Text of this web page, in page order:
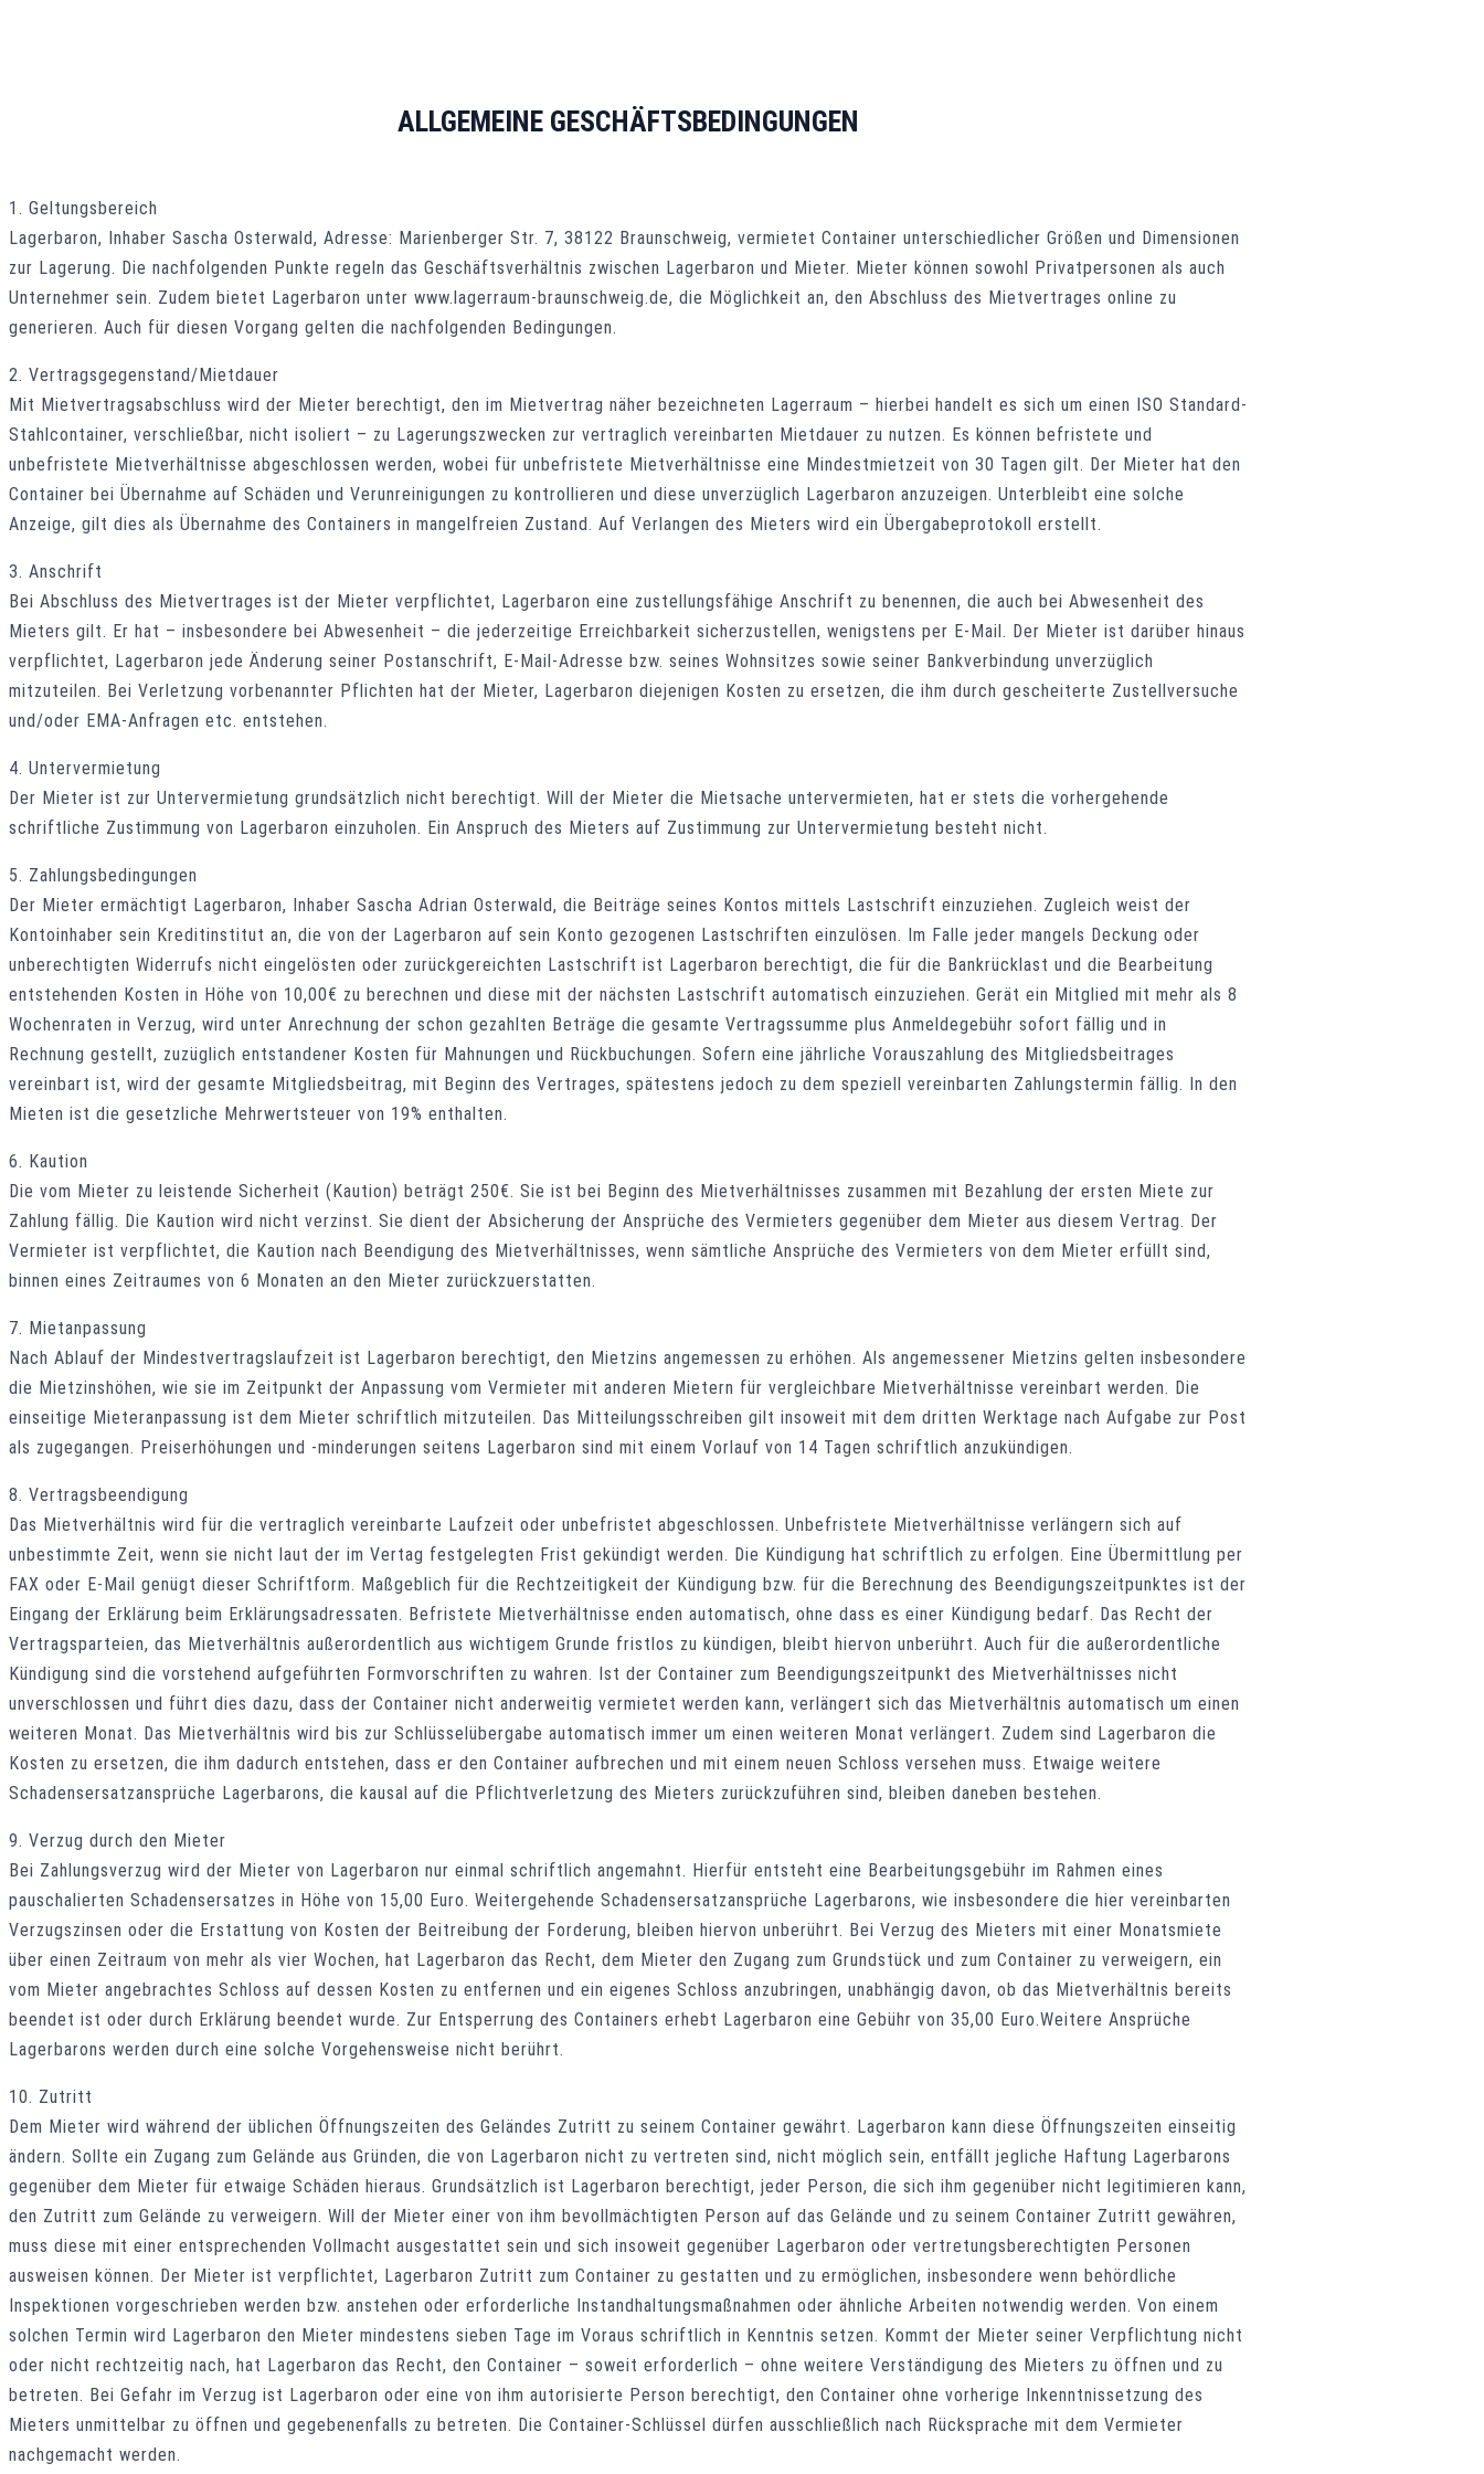
ALLGEMEINE GESCHÄFTSBEDINGUNGEN
1. Geltungsbereich
Lagerbaron, Inhaber Sascha Osterwald, Adresse: Marienberger Str. 7, 38122 Braunschweig, vermietet Container unterschiedlicher Größen und Dimensionen
zur Lagerung. Die nachfolgenden Punkte regeln das Geschäftsverhältnis zwischen Lagerbaron und Mieter. Mieter können sowohl Privatpersonen als auch
Unternehmer sein. Zudem bietet Lagerbaron unter www.lagerraum-braunschweig.de, die Möglichkeit an, den Abschluss des Mietvertrages online zu
generieren. Auch für diesen Vorgang gelten die nachfolgenden Bedingungen.
2. Vertragsgegenstand/Mietdauer
Mit Mietvertragsabschluss wird der Mieter berechtigt, den im Mietvertrag näher bezeichneten Lagerraum – hierbei handelt es sich um einen ISO Standard-
Stahlcontainer, verschließbar, nicht isoliert – zu Lagerungszwecken zur vertraglich vereinbarten Mietdauer zu nutzen. Es können befristete und
unbefristete Mietverhältnisse abgeschlossen werden, wobei für unbefristete Mietverhältnisse eine Mindestmietzeit von 30 Tagen gilt. Der Mieter hat den
Container bei Übernahme auf Schäden und Verunreinigungen zu kontrollieren und diese unverzüglich Lagerbaron anzuzeigen. Unterbleibt eine solche
Anzeige, gilt dies als Übernahme des Containers in mangelfreien Zustand. Auf Verlangen des Mieters wird ein Übergabeprotokoll erstellt.
3. Anschrift
Bei Abschluss des Mietvertrages ist der Mieter verpflichtet, Lagerbaron eine zustellungsfähige Anschrift zu benennen, die auch bei Abwesenheit des
Mieters gilt. Er hat – insbesondere bei Abwesenheit – die jederzeitige Erreichbarkeit sicherzustellen, wenigstens per E-Mail. Der Mieter ist darüber hinaus
verpflichtet, Lagerbaron jede Änderung seiner Postanschrift, E-Mail-Adresse bzw. seines Wohnsitzes sowie seiner Bankverbindung unverzüglich
mitzuteilen. Bei Verletzung vorbenannter Pflichten hat der Mieter, Lagerbaron diejenigen Kosten zu ersetzen, die ihm durch gescheiterte Zustellversuche
und/oder EMA-Anfragen etc. entstehen.
4. Untervermietung
Der Mieter ist zur Untervermietung grundsätzlich nicht berechtigt. Will der Mieter die Mietsache untervermieten, hat er stets die vorhergehende
schriftliche Zustimmung von Lagerbaron einzuholen. Ein Anspruch des Mieters auf Zustimmung zur Untervermietung besteht nicht.
5. Zahlungsbedingungen
Der Mieter ermächtigt Lagerbaron, Inhaber Sascha Adrian Osterwald, die Beiträge seines Kontos mittels Lastschrift einzuziehen. Zugleich weist der
Kontoinhaber sein Kreditinstitut an, die von der Lagerbaron auf sein Konto gezogenen Lastschriften einzulösen. Im Falle jeder mangels Deckung oder
unberechtigten Widerrufs nicht eingelösten oder zurückgereichten Lastschrift ist Lagerbaron berechtigt, die für die Bankrücklast und die Bearbeitung
entstehenden Kosten in Höhe von 10,00€ zu berechnen und diese mit der nächsten Lastschrift automatisch einzuziehen. Gerät ein Mitglied mit mehr als 8
Wochenraten in Verzug, wird unter Anrechnung der schon gezahlten Beträge die gesamte Vertragssumme plus Anmeldegebühr sofort fällig und in
Rechnung gestellt, zuzüglich entstandener Kosten für Mahnungen und Rückbuchungen. Sofern eine jährliche Vorauszahlung des Mitgliedsbeitrages
vereinbart ist, wird der gesamte Mitgliedsbeitrag, mit Beginn des Vertrages, spätestens jedoch zu dem speziell vereinbarten Zahlungstermin fällig. In den
Mieten ist die gesetzliche Mehrwertsteuer von 19% enthalten.
6. Kaution
Die vom Mieter zu leistende Sicherheit (Kaution) beträgt 250€. Sie ist bei Beginn des Mietverhältnisses zusammen mit Bezahlung der ersten Miete zur
Zahlung fällig. Die Kaution wird nicht verzinst. Sie dient der Absicherung der Ansprüche des Vermieters gegenüber dem Mieter aus diesem Vertrag. Der
Vermieter ist verpflichtet, die Kaution nach Beendigung des Mietverhältnisses, wenn sämtliche Ansprüche des Vermieters von dem Mieter erfüllt sind,
binnen eines Zeitraumes von 6 Monaten an den Mieter zurückzuerstatten.
7. Mietanpassung
Nach Ablauf der Mindestvertragslaufzeit ist Lagerbaron berechtigt, den Mietzins angemessen zu erhöhen. Als angemessener Mietzins gelten insbesondere
die Mietzinshöhen, wie sie im Zeitpunkt der Anpassung vom Vermieter mit anderen Mietern für vergleichbare Mietverhältnisse vereinbart werden. Die
einseitige Mieteranpassung ist dem Mieter schriftlich mitzuteilen. Das Mitteilungsschreiben gilt insoweit mit dem dritten Werktage nach Aufgabe zur Post
als zugegangen. Preiserhöhungen und -minderungen seitens Lagerbaron sind mit einem Vorlauf von 14 Tagen schriftlich anzukündigen.
8. Vertragsbeendigung
Das Mietverhältnis wird für die vertraglich vereinbarte Laufzeit oder unbefristet abgeschlossen. Unbefristete Mietverhältnisse verlängern sich auf
unbestimmte Zeit, wenn sie nicht laut der im Vertag festgelegten Frist gekündigt werden. Die Kündigung hat schriftlich zu erfolgen. Eine Übermittlung per
FAX oder E-Mail genügt dieser Schriftform. Maßgeblich für die Rechtzeitigkeit der Kündigung bzw. für die Berechnung des Beendigungszeitpunktes ist der
Eingang der Erklärung beim Erklärungsadressaten. Befristete Mietverhältnisse enden automatisch, ohne dass es einer Kündigung bedarf. Das Recht der
Vertragsparteien, das Mietverhältnis außerordentlich aus wichtigem Grunde fristlos zu kündigen, bleibt hiervon unberührt. Auch für die außerordentliche
Kündigung sind die vorstehend aufgeführten Formvorschriften zu wahren. Ist der Container zum Beendigungszeitpunkt des Mietverhältnisses nicht
unverschlossen und führt dies dazu, dass der Container nicht anderweitig vermietet werden kann, verlängert sich das Mietverhältnis automatisch um einen
weiteren Monat. Das Mietverhältnis wird bis zur Schlüsselübergabe automatisch immer um einen weiteren Monat verlängert. Zudem sind Lagerbaron die
Kosten zu ersetzen, die ihm dadurch entstehen, dass er den Container aufbrechen und mit einem neuen Schloss versehen muss. Etwaige weitere
Schadensersatzansprüche Lagerbarons, die kausal auf die Pflichtverletzung des Mieters zurückzuführen sind, bleiben daneben bestehen.
9. Verzug durch den Mieter
Bei Zahlungsverzug wird der Mieter von Lagerbaron nur einmal schriftlich angemahnt. Hierfür entsteht eine Bearbeitungsgebühr im Rahmen eines
pauschalierten Schadensersatzes in Höhe von 15,00 Euro. Weitergehende Schadensersatzansprüche Lagerbarons, wie insbesondere die hier vereinbarten
Verzugszinsen oder die Erstattung von Kosten der Beitreibung der Forderung, bleiben hiervon unberührt. Bei Verzug des Mieters mit einer Monatsmiete
über einen Zeitraum von mehr als vier Wochen, hat Lagerbaron das Recht, dem Mieter den Zugang zum Grundstück und zum Container zu verweigern, ein
vom Mieter angebrachtes Schloss auf dessen Kosten zu entfernen und ein eigenes Schloss anzubringen, unabhängig davon, ob das Mietverhältnis bereits
beendet ist oder durch Erklärung beendet wurde. Zur Entsperrung des Containers erhebt Lagerbaron eine Gebühr von 35,00 Euro.Weitere Ansprüche
Lagerbarons werden durch eine solche Vorgehensweise nicht berührt.
10. Zutritt
Dem Mieter wird während der üblichen Öffnungszeiten des Geländes Zutritt zu seinem Container gewährt. Lagerbaron kann diese Öffnungszeiten einseitig
ändern. Sollte ein Zugang zum Gelände aus Gründen, die von Lagerbaron nicht zu vertreten sind, nicht möglich sein, entfällt jegliche Haftung Lagerbarons
gegenüber dem Mieter für etwaige Schäden hieraus. Grundsätzlich ist Lagerbaron berechtigt, jeder Person, die sich ihm gegenüber nicht legitimieren kann,
den Zutritt zum Gelände zu verweigern. Will der Mieter einer von ihm bevollmächtigten Person auf das Gelände und zu seinem Container Zutritt gewähren,
muss diese mit einer entsprechenden Vollmacht ausgestattet sein und sich insoweit gegenüber Lagerbaron oder vertretungsberechtigten Personen
ausweisen können. Der Mieter ist verpflichtet, Lagerbaron Zutritt zum Container zu gestatten und zu ermöglichen, insbesondere wenn behördliche
Inspektionen vorgeschrieben werden bzw. anstehen oder erforderliche Instandhaltungsmaßnahmen oder ähnliche Arbeiten notwendig werden. Von einem
solchen Termin wird Lagerbaron den Mieter mindestens sieben Tage im Voraus schriftlich in Kenntnis setzen. Kommt der Mieter seiner Verpflichtung nicht
oder nicht rechtzeitig nach, hat Lagerbaron das Recht, den Container – soweit erforderlich – ohne weitere Verständigung des Mieters zu öffnen und zu
betreten. Bei Gefahr im Verzug ist Lagerbaron oder eine von ihm autorisierte Person berechtigt, den Container ohne vorherige Inkenntnissetzung des
Mieters unmittelbar zu öffnen und gegebenenfalls zu betreten. Die Container-Schlüssel dürfen ausschließlich nach Rücksprache mit dem Vermieter
nachgemacht werden.